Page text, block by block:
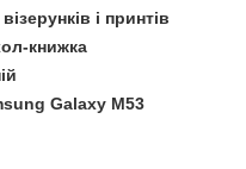
і принтів
книжка
Galaxy M53